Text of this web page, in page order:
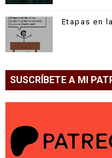
Etapas en
SUSCRÍBETE A MI